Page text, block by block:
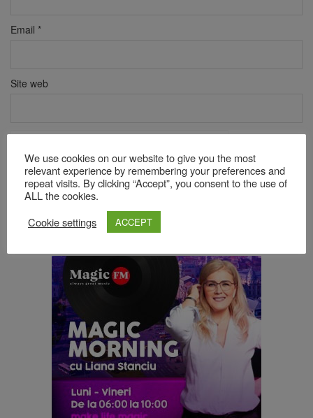
Email *
Site web
Click pentru a începe verificarea
Friendly Captcha ⇗
Acest site folosește Akismet pentru a reduce spamul.
We use cookies on our website to give you the most
relevant experience by remembering your preferences and
repeat visits. By clicking “Accept”, you consent to the use of
ALL the cookies.
Cookie settings
ACCEPT